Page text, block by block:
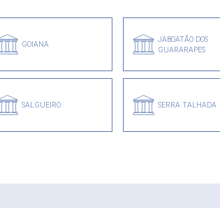
GOIANA
JABOATÃO DOS
GUARARAPES
SALGUEIRO SERRA TALHADA